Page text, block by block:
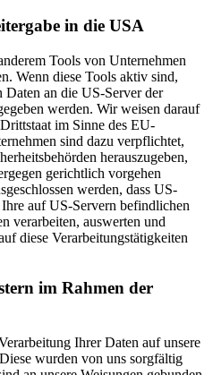
in die USA
Tools von Unternehmen
Wenn diese Tools aktiv sind,
Daten an die US-Server der
werden. Wir weisen darauf
im Sinne des EU-
sind dazu verpflichtet,
herauszugeben,
gerichtlich vorgehen
werden, dass US-
auf US-Servern befindlichen
verarbeiten, auswerten und
diese Verarbeitungstätigkeiten
im Rahmen der
Ihrer Daten auf unsere
wurden von uns sorgfältig